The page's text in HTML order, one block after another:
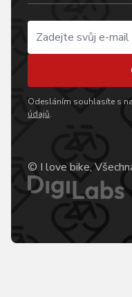
Odesláním souhlasíte s
údajů.
© I love bike,